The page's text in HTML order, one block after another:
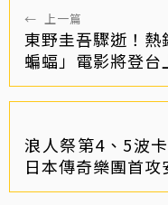
← 上一篇
東野圭吾驟逝！
蝙蝠」電影將登台
浪人祭第4、5波
日本傳奇樂團首攻